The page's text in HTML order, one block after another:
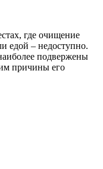
где очищение
едой – недоступно.
подвержены
причины его